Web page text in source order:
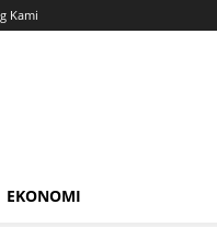
Kami
EKONOMI